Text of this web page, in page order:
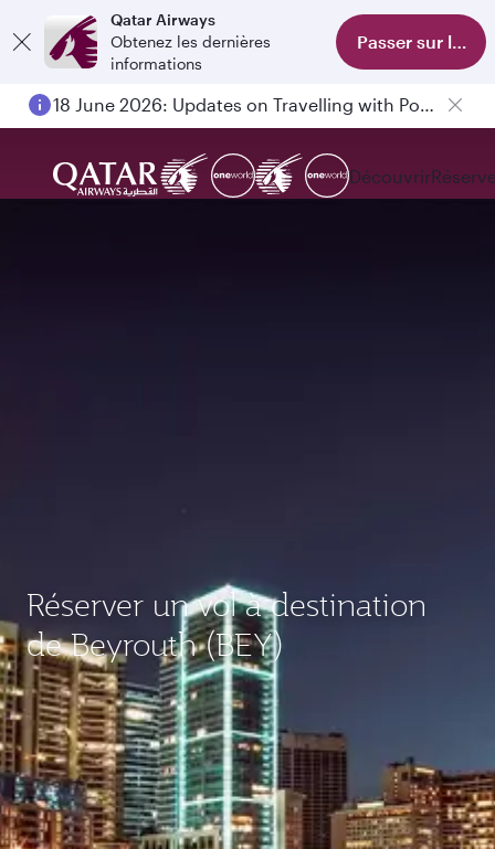
Qatar Airways
Obtenez les dernières
informations
Passer sur
18 June 2026: Updates on Travelling with Power Banks
Découvrir
Réserver un vol à destination
de Beyrouth (BEY)